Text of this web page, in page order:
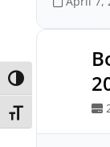
Toggle High
Toggle Font size